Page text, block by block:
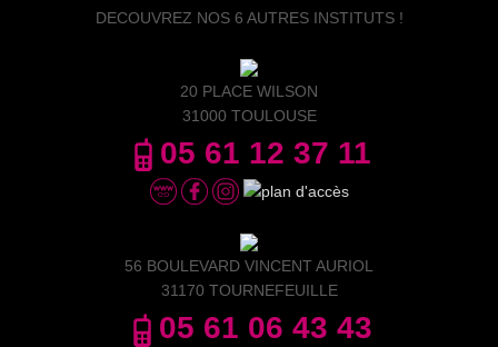
DECOUVREZ NOS 6 AUTRES INSTITUTS !
20 PLACE WILSON
31000 TOULOUSE
05 61 12 37 11
56 BOULEVARD VINCENT AURIOL
31170 TOURNEFEUILLE
05 61 06 43 43